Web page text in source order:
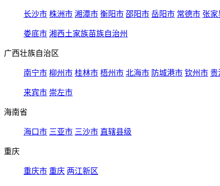
长沙市 株洲市 湘潭市 衡阳市 邵阳市 岳阳市 常德市 张家
娄底市 湘西土家族苗族自治州
广西壮族自治区
南宁市 柳州市 桂林市 梧州市 北海市 防城港市 钦州市 贵
来宾市 崇左市
海南省
海口市 三亚市 三沙市 直辖县级
重庆
重庆市 重庆 两江新区